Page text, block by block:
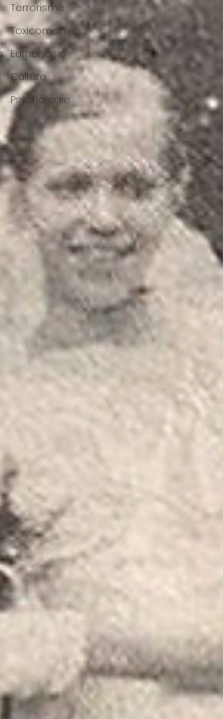
Terrorisme
Toxicomanie
Euthanasie
Culture
Psychologie